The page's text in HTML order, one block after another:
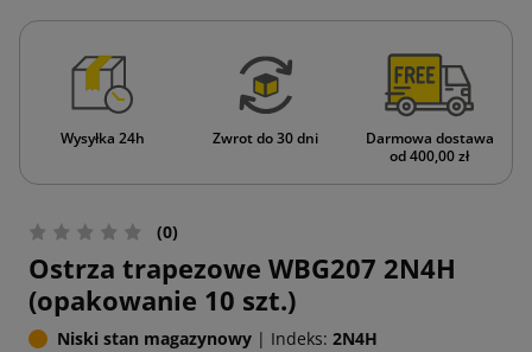
Wysyłka 24h Zwrot do 30 dni
Darmowa dostawa
od 400,00 zł
(0)
Ostrza trapezowe WBG207 2N4H
(opakowanie 10 szt.)
Niski stan magazynowy | Indeks: 2N4H